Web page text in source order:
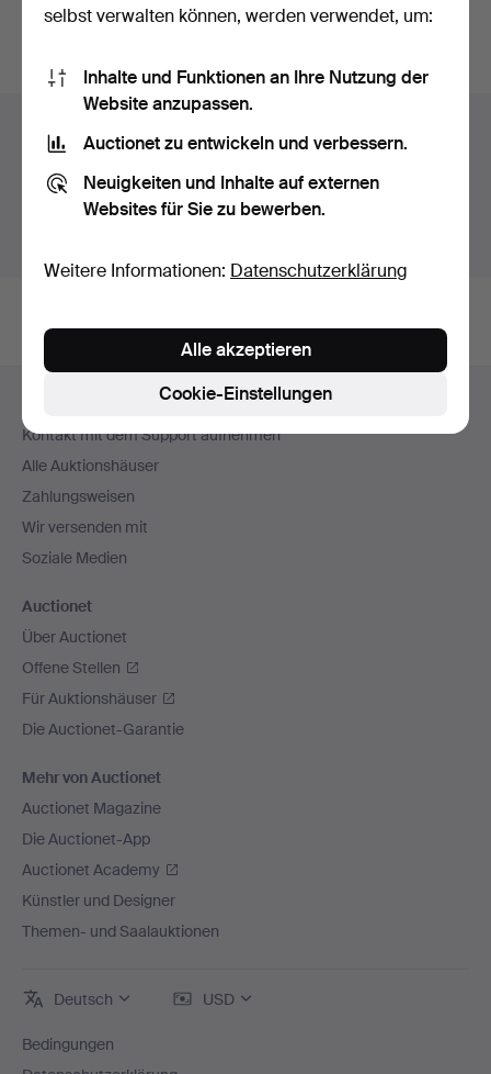
Ausgewähltes
Sie suchen in unserem Archiv der beendeten
Auktionen.
Fußzeilen-
Navigation
Kontakt mit dem Support aufnehmen
Alle Auktionshäuser
Zahlungsweisen
Wir versenden mit
Soziale Medien
Auctionet
Über Auctionet
Offene Stellen
Für Auktionshäuser
Die Auctionet-Garantie
Mehr von Auctionet
Auctionet Magazine
Die Auctionet-App
Auctionet Academy
Künstler und Designer
Themen- und Saalauktionen
Deutsch USD
Bedingungen
selbst verwalten können, werden verwendet, um:
Inhalte und Funktionen an Ihre Nutzung der
Website anzupassen.
Auctionet zu entwickeln und verbessern.
Neuigkeiten und Inhalte auf externen
Websites für Sie zu bewerben.
Weitere Informationen: Datenschutzerklärung
Cookie-Einstellungen
Alle akzeptieren